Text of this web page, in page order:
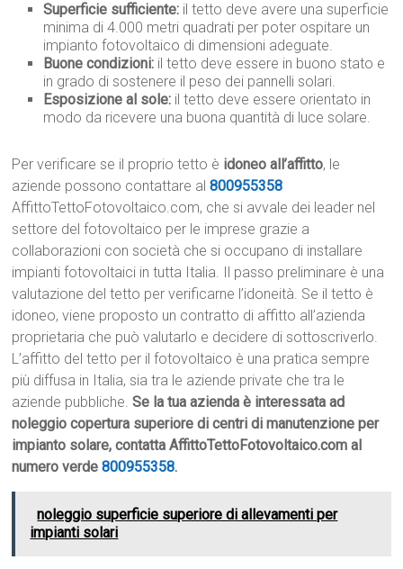
Superficie sufficiente: il tetto deve avere una superficie
minima di 4.000 metri quadrati per poter ospitare un
impianto fotovoltaico di dimensioni adeguate.
Buone condizioni: il tetto deve essere in buono stato e
in grado di sostenere il peso dei pannelli solari.
Esposizione al sole: il tetto deve essere orientato in
modo da ricevere una buona quantità di luce solare.
Per verificare se il proprio tetto è idoneo all’affitto, le
aziende possono contattare al800955358
AffittoTettoFotovoltaico.com, che si avvale dei leader nel
settore del fotovoltaico per le imprese grazie a
collaborazioni con società che si occupano di installare
impianti fotovoltaici in tutta Italia. Il passo preliminare è una
valutazione del tetto per verificarne l’idoneità. Se il tetto è
idoneo, viene proposto un contratto di affitto all’azienda
proprietaria che può valutarlo e decidere di sottoscriverlo.
L’affitto del tetto per il fotovoltaico è una pratica sempre
più diffusa in Italia, sia tra le aziende private che tra le
aziende pubbliche.Se la tua azienda è interessata ad
noleggio copertura superiore di centri di manutenzione per
impianto solare, contatta AffittoTettoFotovoltaico.com al
numero verde800955358.
noleggio superficie superiore di allevamenti per
impianti solari